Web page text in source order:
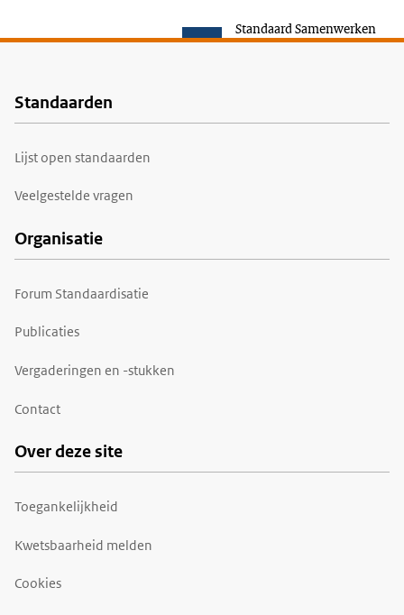
Standaard Samenwerken
Voet
Standaarden
Lijst open standaarden
Veelgestelde vragen
Organisatie
Forum Standaardisatie
Publicaties
Vergaderingen en -stukken
Contact
Over deze site
Toegankelijkheid
Kwetsbaarheid melden
Cookies